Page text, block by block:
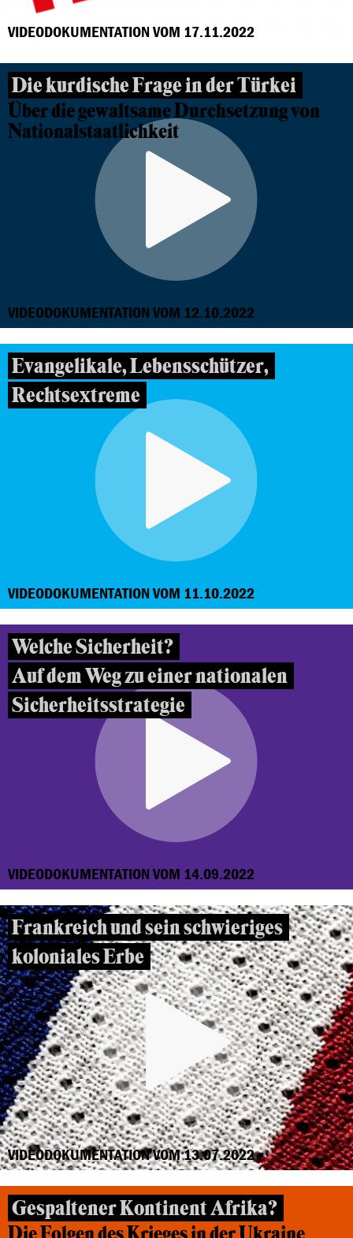
VIDEODOKUMENTATION VOM 17.11.2022
Die kurdische Frage in der Türkei
Über die gewaltsame Durchsetzung von
Nationalstaatlichkeit
VIDEODOKUMENTATION VOM 12.10.2022
Evangelikale, Lebensschützer,
Rechtsextreme
VIDEODOKUMENTATION VOM 11.10.2022
Welche Sicherheit?
Auf dem Weg zu einer nationalen
Sicherheitsstrategie
VIDEODOKUMENTATION VOM 14.09.2022
Frankreich und sein schwieriges
koloniales Erbe
VIDEODOKUMENTATION VOM 13.07.2022
Gespaltener Kontinent Afrika?